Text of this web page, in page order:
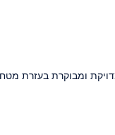
ומבוקרת בעזרת